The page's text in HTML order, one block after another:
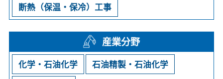
断熱（保温・保冷）工事
産業分野
化学・石油化学
石油精製・石油化学